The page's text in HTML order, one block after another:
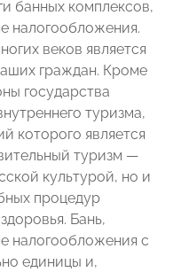
банных комплексов,
налогообложения.
веков является
граждан. Кроме
государства
туризма,
которого является
туризм —
культурой, но и
процедур
Бань,
налогообложения с
единицы и,